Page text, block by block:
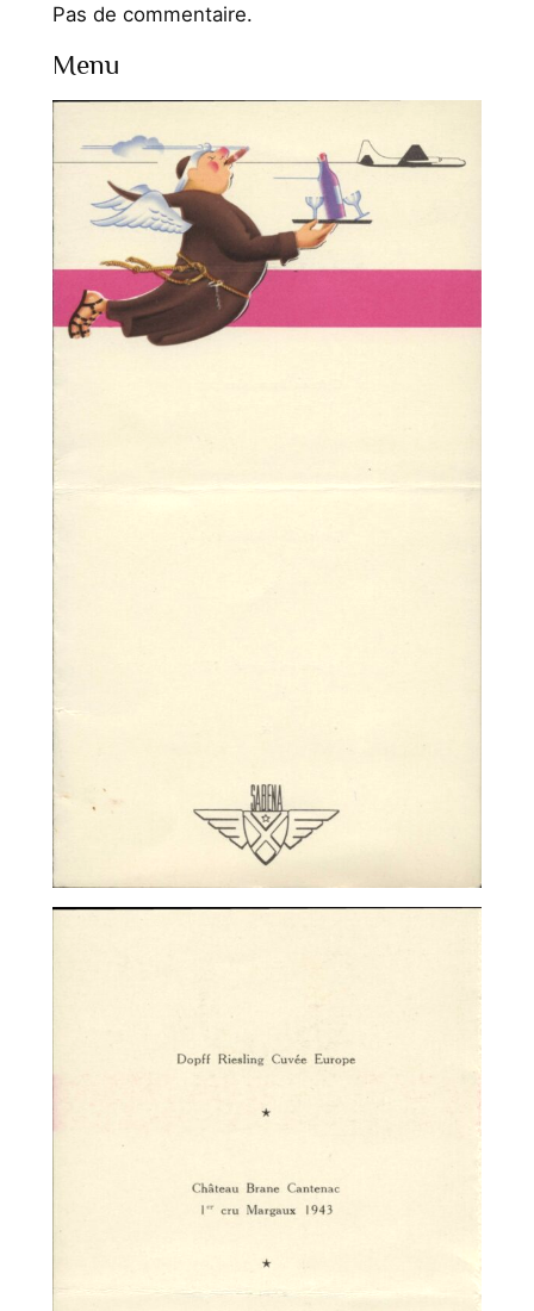
Pas de commentaire.
Menu